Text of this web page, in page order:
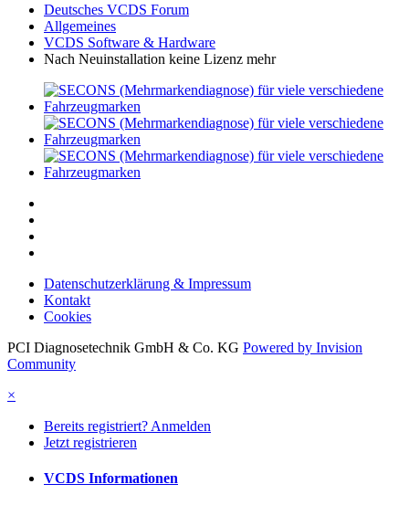
Deutsches VCDS Forum
Allgemeines
VCDS Software & Hardware
Nach Neuinstallation keine Lizenz mehr
Datenschutzerklärung & Impressum
Kontakt
Cookies
PCI Diagnosetechnik GmbH & Co. KG Powered by Invision
Community
×
Bereits registriert? Anmelden
Jetzt registrieren
VCDS Informationen